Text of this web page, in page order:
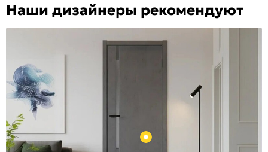
Наши дизайнеры рекомендуют